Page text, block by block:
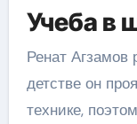
Учеба в
Ренат Агзамов
детстве он
технике,